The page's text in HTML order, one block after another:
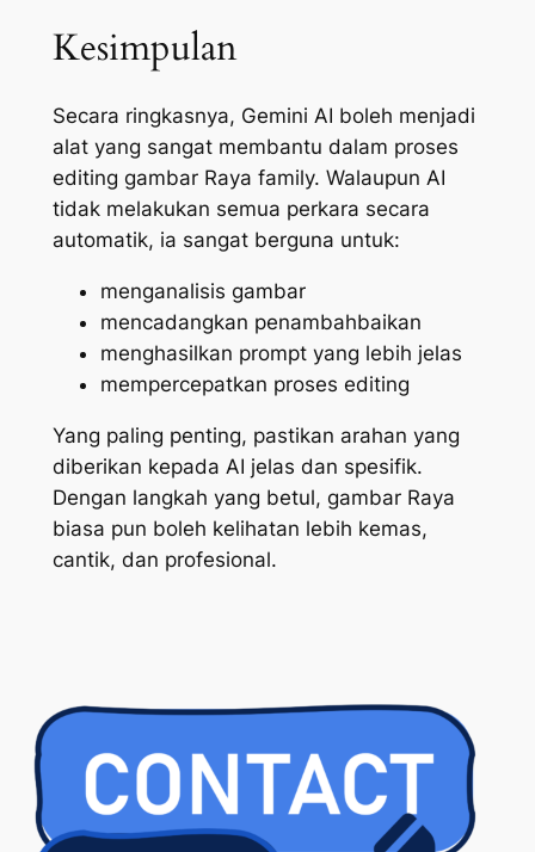
Kesimpulan
Secara ringkasnya, Gemini AI boleh menjadi
alat yang sangat membantu dalam proses
editing gambar Raya family. Walaupun AI
tidak melakukan semua perkara secara
automatik, ia sangat berguna untuk:
menganalisis gambar
mencadangkan penambahbaikan
menghasilkan prompt yang lebih jelas
mempercepatkan proses editing
Yang paling penting, pastikan arahan yang
diberikan kepada AI jelas dan spesifik.
Dengan langkah yang betul, gambar Raya
biasa pun boleh kelihatan lebih kemas,
cantik, dan profesional.